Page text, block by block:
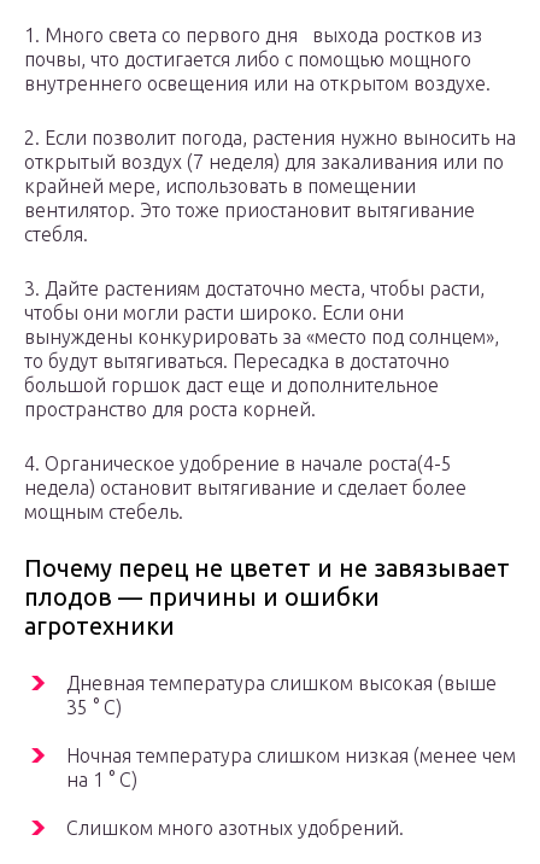
1. Много света со первого дня выхода ростков из
почвы, что достигается либо с помощью мощного
внутреннего освещения или на открытом воздухе.
2. Если позволит погода, растения нужно выносить на
открытый воздух (7 неделя) для закаливания или по
крайней мере, использовать в помещении
вентилятор. Это тоже приостановит вытягивание
стебля.
3. Дайте растениям достаточно места, чтобы расти,
чтобы они могли расти широко. Если они
вынуждены конкурировать за «место под солнцем»,
то будут вытягиваться. Пересадка в достаточно
большой горшок даст еще и дополнительное
пространство для роста корней.
4. Органическое удобрение в начале роста(4-5
недела) остановит вытягивание и сделает более
мощным стебель.
Почему перец не цветет и не завязывает
плодов — причины и ошибки
агротехники
Дневная температура слишком высокая (выше
35 ° C)
Ночная температура слишком низкая (менее чем
на 1 ° С)
Слишком много азотных удобрений.